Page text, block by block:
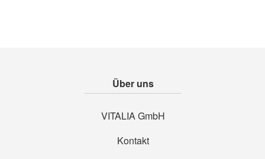
Über uns
VITALIA GmbH
Kontakt